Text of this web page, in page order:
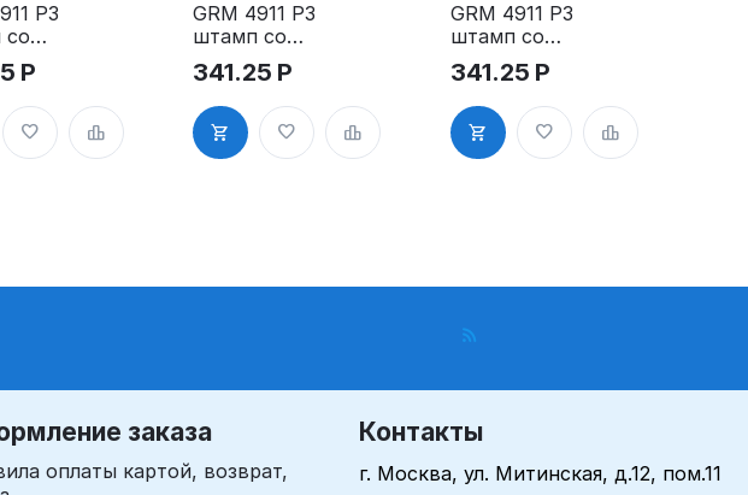
P3
со
-
1.9"
Р
GRM 4911 P3
штамп со
стандартным
словом -
"Погашено"
1.3"
341.25 Р
GRM 4911 P3
штамп со
стандартным
словом -
"Получено с
датой" 3.8"
341.25 Р
заказа
оплаты картой, возврат,
Контакты
г. Москва, ул. Митинская, д.12, пом.11